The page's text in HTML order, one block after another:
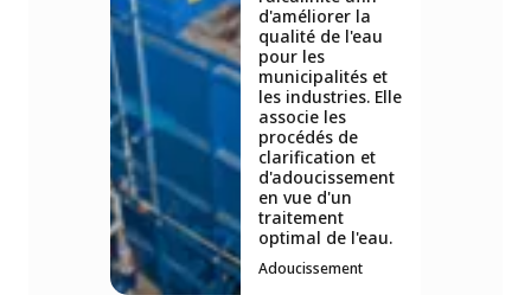
d'améliorer la
qualité de l'eau
pour les
municipalités et
les industries. Elle
associe les
procédés de
clarification et
d'adoucissement
en vue d'un
traitement
optimal de l'eau.
Adoucissement